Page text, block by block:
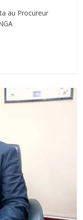
au Procureur